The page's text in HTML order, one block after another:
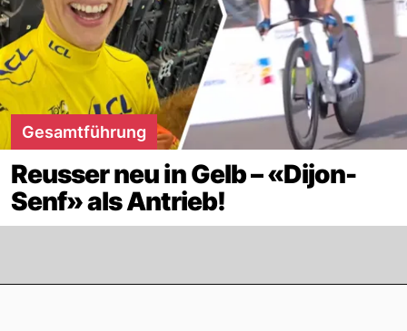
Gesamtführung
Reusser neu in Gelb – «Dijon-
Senf» als Antrieb!